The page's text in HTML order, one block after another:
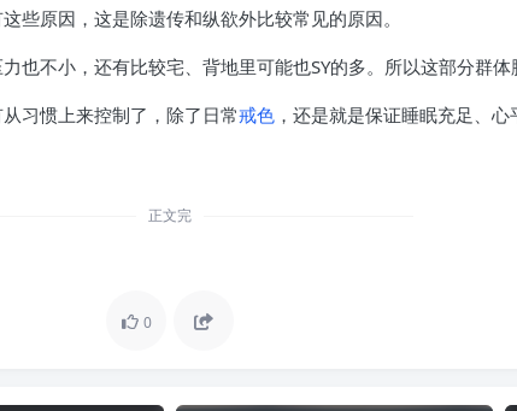
些原因，这是除遗传和纵欲外比较常见的原因。
不小，还有比较宅、背地里可能也SY的多。所以这部分群体
习惯上来控制了，除了日常戒色 ，还是就是保证睡眠充足、
正文完
0